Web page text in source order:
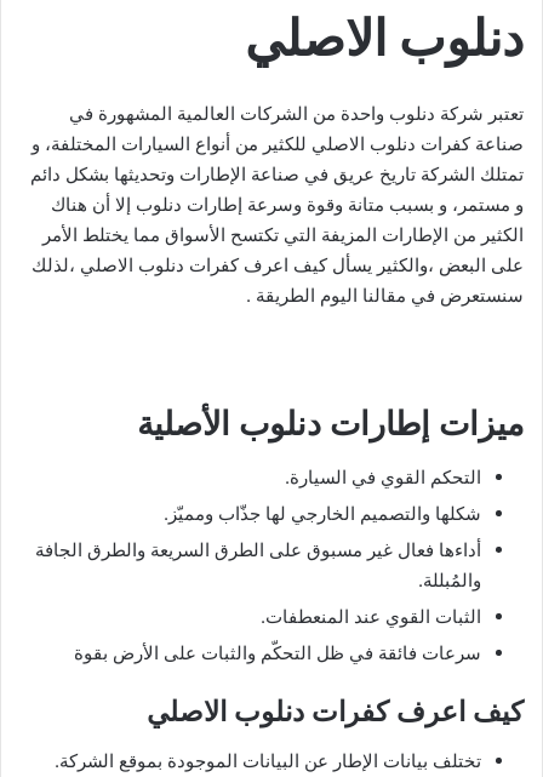
دنلوب الاصلي
تعتبر شركة دنلوب واحدة من الشركات العالمية المشهورة في
صناعة كفرات دنلوب الاصلي للكثير من أنواع السيارات المختلفة، و
تمتلك الشركة تاريخ عريق في صناعة الإطارات وتحديثها بشكل دائم
و مستمر، و بسبب متانة وقوة وسرعة إطارات دنلوب إلا أن هناك
الكثير من الإطارات المزيفة التي تكتسح الأسواق مما يختلط الأمر
على البعض ،والكثير يسأل كيف اعرف كفرات دنلوب الاصلي ،لذلك
سنستعرض في مقالنا اليوم الطريقة .
ميزات إطارات دنلوب الأصلية
التحكم القوي في السيارة.
شكلها والتصميم الخارجي لها جذّاب ومميّز.
أداءها فعال غير مسبوق على الطرق السريعة والطرق الجافة
والمُبللة.
الثبات القوي عند المنعطفات.
سرعات فائقة في ظل التحكّم والثبات على الأرض بقوة
كيف اعرف كفرات دنلوب الاصلي
تختلف بيانات الإطار عن البيانات الموجودة بموقع الشركة.